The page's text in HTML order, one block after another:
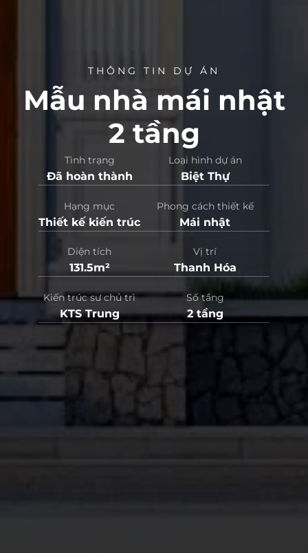
THÔNG TIN DỰ ÁN
Mẫu nhà mái nhật
2 tầng
Tình trạng
Đã hoàn thành
Loại hình dự án
Biệt Thự
Hạng mục
Thiết kế kiến trúc
Phong cách thiết kế
Mái nhật
Diện tích
131.5m²
Vị trí
Thanh Hóa
Kiến trúc sư chủ trì
KTS Trung
Số tầng
2 tầng